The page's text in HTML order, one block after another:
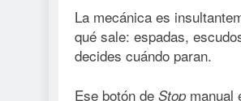
La mecánica es
qué sale: espadas,
decides cuándo paran.
Ese botón de Stop manual